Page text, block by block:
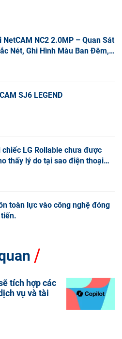
NetCAM NC2 2.0MP – Quan Sát
Nét, Ghi Hình Màu Ban Đêm,
SJ6 LEGEND
LG Rollable chưa được
thấy lý do tại sao điện thoại
toàn lực vào công nghệ đóng
tích hợp các
vụ và tài